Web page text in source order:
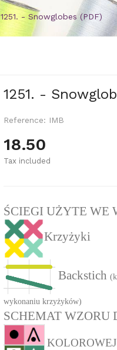
1251. - Snowglobes (PDF)
1251. -
Reference: IMB
18.50
Tax included
ŚCIEGI UŻYTE WE
Krzyżyki
Backstich
wykonaniu krzyżyków)
SCHEMAT WZORU